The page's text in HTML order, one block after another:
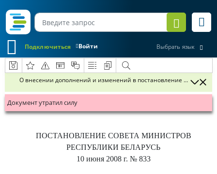
Войти
Подключиться Выбрать язык
О внесении дополнений и изменений в постановление Совета
Документ утратил силу
ПОСТАНОВЛЕНИЕ СОВЕТА МИНИСТРОВ
РЕСПУБЛИКИ БЕЛАРУСЬ
10 июня 2008 г. № 833